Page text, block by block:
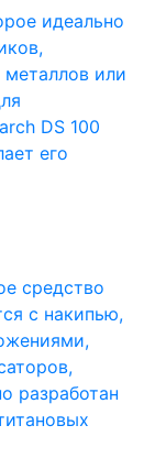
идеально
или
DS 100
его
средство
с накипью,
разработан